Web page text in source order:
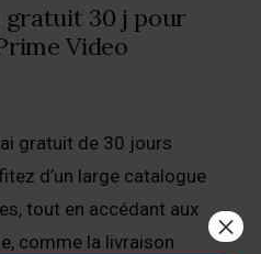
gratuit 30 j pour
Video
gratuit de 30 jours
d’un large catalogue
tout en accédant aux
comme la livraison
×